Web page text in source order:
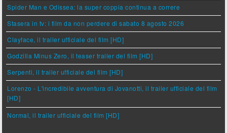
Spider Man e Odissea: la super coppia continua a correre
Stasera in tv: i film da non perdere di sabato 8 agosto 2026
Clayface, il trailer ufficiale del film [HD]
Godzilla Minus Zero, il teaser trailer del film [HD]
Serpenti, il trailer ufficiale del film [HD]
Lorenzo - L'incredibile avventura di Jovanotti, il trailer ufficiale del film
[HD]
Normal, il trailer ufficiale del film [HD]